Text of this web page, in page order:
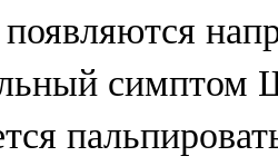
появляются
симптом